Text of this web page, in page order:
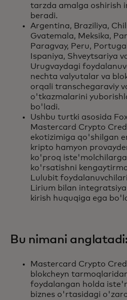
tarzda amalga oshirish
beradi.
Argentina, Braziliya,
Gvatemala, Meksika,
Paragvay, Peru,
Ispaniya, Shveytsariya
Urugvaydagi
nechta valyutalar va
orqali transchegaraviy
o'tkazmalarini
bo'ladi.
Ushbu turtki asosida
Mastercard Crypto
ekotizimiga qo'shilgan
kripto hamyon
ko'proq
ko'rsatishni
Lulubit
Lirium bilan
kirish huquqiga ega
Bu nimani anglatadi:
Mastercard Crypto
blokcheyn
foydalangan holda
biznes o'rtasidagi